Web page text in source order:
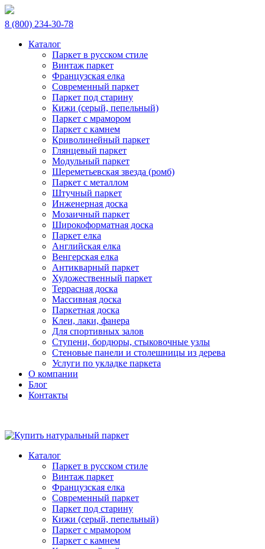
8 (800) 234-30-78
Каталог
Паркет в русском стиле
Винтаж паркет
Французская елка
Современный паркет
Паркет под старину
Кижи (серый, пепельный)
Паркет с мрамором
Паркет с камнем
Криволинейный паркет
Глянцевый паркет
Модульный паркет
Шереметьевская звезда (ромб)
Паркет с металлом
Штучный паркет
Инженерная доска
Мозаичный паркет
Широкоформатная доска
Паркет елка
Английская елка
Венгерская елка
Антикварный паркет
Художественный паркет
Террасная доска
Массивная доска
Паркетная доска
Клеи, лаки, фанера
Для спортивных залов
Ступени, бордюры, стыковочные узлы
Стеновые панели и столешницы из дерева
Услуги по укладке паркета
О компании
Блог
Контакты
Каталог
Паркет в русском стиле
Винтаж паркет
Французская елка
Современный паркет
Паркет под старину
Кижи (серый, пепельный)
Паркет с мрамором
Паркет с камнем